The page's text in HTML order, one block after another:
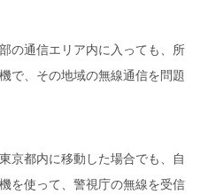
の通信エリア内に入っても、所
で、その地域の無線通信を問題
京都内に移動した場合でも、自
を使って、警視庁の無線を受信